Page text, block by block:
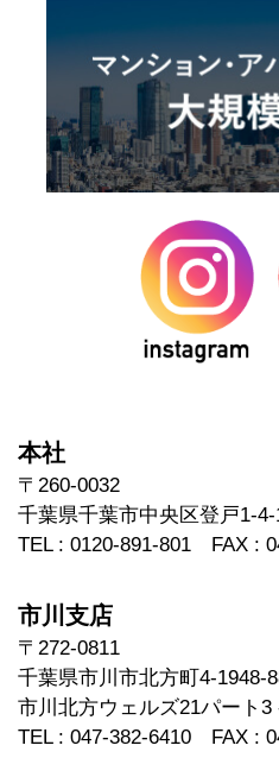
本社
〒260-0032
千葉県千葉市中央区登戸1-
TEL : 0120-891-801 FAX :
市川支店
〒272-0811
千葉県市川市北方町4-1948-
市川北方ウェルズ21パート3
TEL : 047-382-6410 FAX :